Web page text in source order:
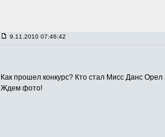
9.11.2010 07:46:42
Как прошел конкурс? Кто стал Мисс Данс Орел
Ждем фото!